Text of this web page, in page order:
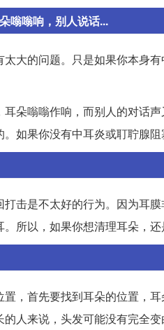
嗡嗡响，别人说话...
大的问题。只是如果你本身
朵嗡嗡作响，而别人的对话
如果你没有中耳炎或耵聍腺阻
击是不太好的行为。因为耳
所以，如果你想清理耳朵，还
，首先要找到耳朵的位置，
人来说，头发可能没有完全变